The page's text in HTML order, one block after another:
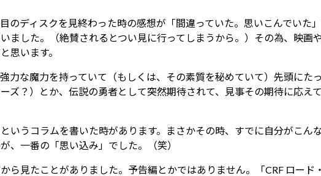
のディスクを見終わった時の感想が「間違っていた。思いこんでい
ました。（絶賛されるとつい見に行ってしまうから。）その為、映画
思います。
力な魔力を持っていて（もしくは、その素質を秘めていて）先頭に
ズ？）とか、伝説の勇者として突然期待されて、見事その期待に応
というコラムを書いた時があります。まさかその時、すでに自分がこ
、一番の「思い込み」でした。（笑）
ら見たことがありました。予告編とかではありません。「CRF ロー